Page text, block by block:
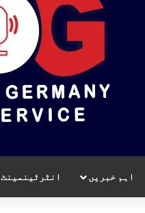
اہم خبریں انٹرٹینمینٹ